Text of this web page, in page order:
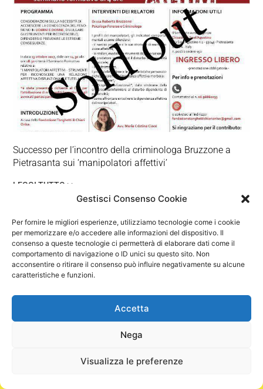
Gestisci Consenso Cookie
Per fornire le migliori esperienze, utilizziamo tecnologie come i cookie
per memorizzare e/o accedere alle informazioni del dispositivo. Il
consenso a queste tecnologie ci permetterà di elaborare dati come il
comportamento di navigazione o ID unici su questo sito. Non
acconsentire o ritirare il consenso può influire negativamente su alcune
caratteristiche e funzioni.
Accetta
Nega
Visualizza le preferenze
Successo per l’incontro della criminologa Bruzzone a
Pietrasanta sui ‘manipolatori affettivi’
LEGGI TUTTO >>